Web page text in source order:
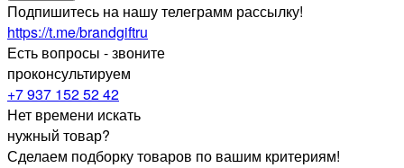
Подпишитесь на нашу телеграмм рассылку!
https://t.me/brandgiftru
Есть вопросы - звоните
проконсультируем
+7 937 152 52 42
Нет времени искать
нужный товар?
Сделаем подборку товаров по вашим критериям!